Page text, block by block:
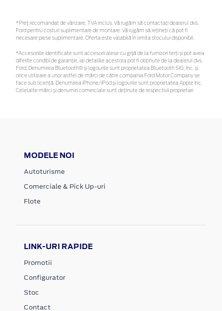
*Preţ recomandat de vânzare, TVA inclus. Vă rugăm să contactaţi dealerul dvs.
Ford pentru costuri suplimentare de montare. Vă rugăm să rețineți că pot fi
necesare piese suplimentare. Oferta este valabilă în limita stocului disponibil.
*Accesoriile identificate sunt accesorii alese cu grijă de la furnizori terți și pot avea
diferite condiții de garanție, iar detaliile acestora pot fi obținute de la dealerul dvs.
Ford. Denumirea Bluetooth® și logourile sunt proprietatea Bluetooth SIG, Inc. și
orice utilizare a unor astfel de mărci de către compania Ford Motor Company se
face sub licență. Denumirea iPhone/iPod și logourile sunt proprietatea Apple Inc.
Celelalte mărci și denumiri comerciale sunt deținute de respectivii proprietari
MODELE NOI
Autoturisme
Comerciale & Pick Up-uri
Flote
LINK-URI RAPIDE
Promotii
Configurator
Stoc
Contact